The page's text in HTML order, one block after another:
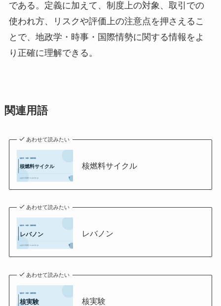
である。定義に加えて、制度上の対象、取引での
使われ方、リスクや評価上の注意点を押さえるこ
とで、地政学・時事・国際情勢に関する情報をよ
り正確に理解できる。
関連用語
あわせて読みたい
核燃料サイクル
あわせて読みたい
レバノン
あわせて読みたい
核実験